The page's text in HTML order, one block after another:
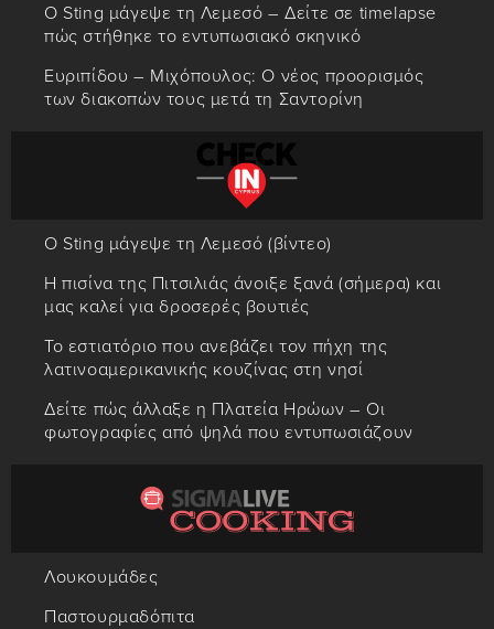
Ο Sting μάγεψε τη Λεμεσό – Δείτε σε timelapse
πώς στήθηκε το εντυπωσιακό σκηνικό
Ευριπίδου – Μιχόπουλος: Ο νέος προορισμός
των διακοπών τους μετά τη Σαντορίνη
Ο Sting μάγεψε τη Λεμεσό (βίντεο)
Η πισίνα της Πιτσιλιάς άνοιξε ξανά (σήμερα) και
μας καλεί για δροσερές βουτιές
Το εστιατόριο που ανεβάζει τον πήχη της
λατινοαμερικανικής κουζίνας στη νησί
Δείτε πώς άλλαξε η Πλατεία Ηρώων – Οι
φωτογραφίες από ψηλά που εντυπωσιάζουν
Λουκουμάδες
Παστουρμαδόπιτα